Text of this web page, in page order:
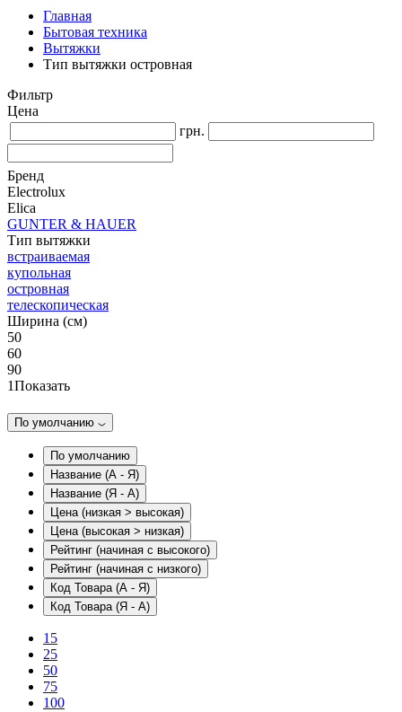
Главная
Бытовая техника
Вытяжки
Тип вытяжки островная
Фильтр
Цена
грн.
Бренд
Electrolux
Elica
GUNTER & HAUER
Тип вытяжки
встраиваемая
купольная
островная
телескопическая
Ширина (см)
50
60
90
1Показать
По умолчанию
По умолчанию
Название (А - Я)
Название (Я - А)
Цена (низкая > высокая)
Цена (высокая > низкая)
Рейтинг (начиная с высокого)
Рейтинг (начиная с низкого)
Код Товара (А - Я)
Код Товара (Я - А)
15
25
50
75
100